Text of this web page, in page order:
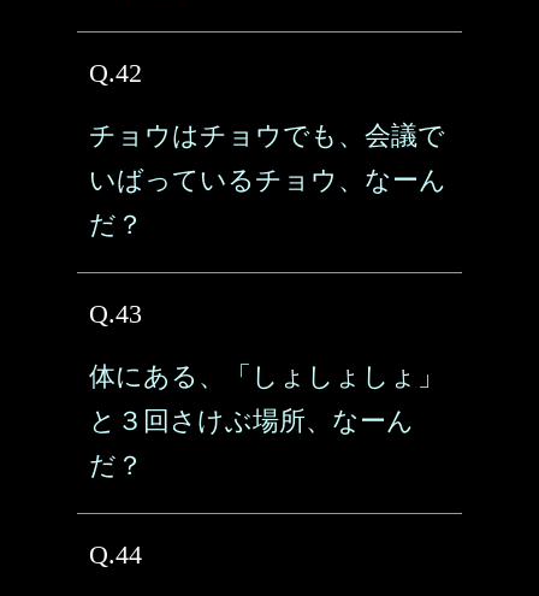
Q.42
チョウはチョウでも、会議で
いばっているチョウ、なーん
だ？
Q.43
体にある、「しょしょしょ」
と３回さけぶ場所、なーん
だ？
Q.44